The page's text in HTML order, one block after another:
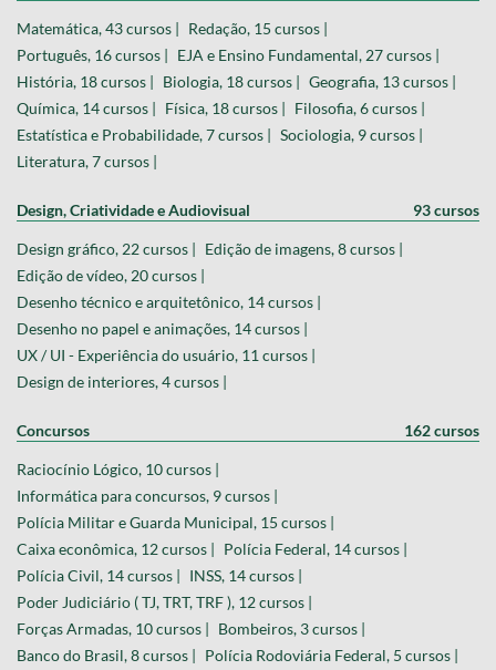
Matemática, 43 cursos | Redação, 15 cursos |
Português, 16 cursos | EJA e Ensino Fundamental, 27 cursos |
História, 18 cursos | Biologia, 18 cursos | Geografia, 13 cursos |
Química, 14 cursos | Física, 18 cursos | Filosofia, 6 cursos |
Estatística e Probabilidade, 7 cursos | Sociologia, 9 cursos |
Literatura, 7 cursos |
Design, Criatividade e Audiovisual 93 cursos
Design gráfico, 22 cursos | Edição de imagens, 8 cursos |
Edição de vídeo, 20 cursos |
Desenho técnico e arquitetônico, 14 cursos |
Desenho no papel e animações, 14 cursos |
UX / UI - Experiência do usuário, 11 cursos |
Design de interiores, 4 cursos |
Concursos 162 cursos
Raciocínio Lógico, 10 cursos |
Informática para concursos, 9 cursos |
Polícia Militar e Guarda Municipal, 15 cursos |
Caixa econômica, 12 cursos | Polícia Federal, 14 cursos |
Polícia Civil, 14 cursos | INSS, 14 cursos |
Poder Judiciário ( TJ, TRT, TRF ), 12 cursos |
Forças Armadas, 10 cursos | Bombeiros, 3 cursos |
Banco do Brasil, 8 cursos | Polícia Rodoviária Federal, 5 cursos |